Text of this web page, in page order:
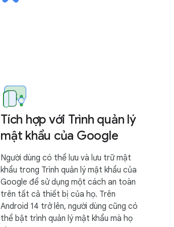
Tích hợp với Trình quản lý
mật khẩu của Google
Người dùng có thể lưu và lưu trữ mật
khẩu trong Trình quản lý mật khẩu của
Google để sử dụng một cách an toàn
trên tất cả thiết bị của họ. Trên
Android 14 trở lên, người dùng cũng có
thể bật trình quản lý mật khẩu mà họ